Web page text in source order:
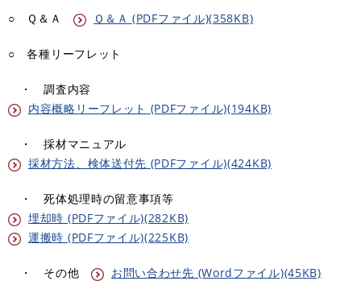
○ Ｑ＆Ａ Ｑ＆Ａ (PDFファイル)(358KB)
○ 各種リーフレット
・ 調査内容
内容概略リーフレット (PDFファイル)(194KB)
・ 採材マニュアル
採材方法、検体送付先 (PDFファイル)(424KB)
・ 死体処理時の留意事項等
埋却時 (PDFファイル)(282KB)
運搬時 (PDFファイル)(225KB)
・ その他 お問い合わせ先 (Wordファイル)(45KB)